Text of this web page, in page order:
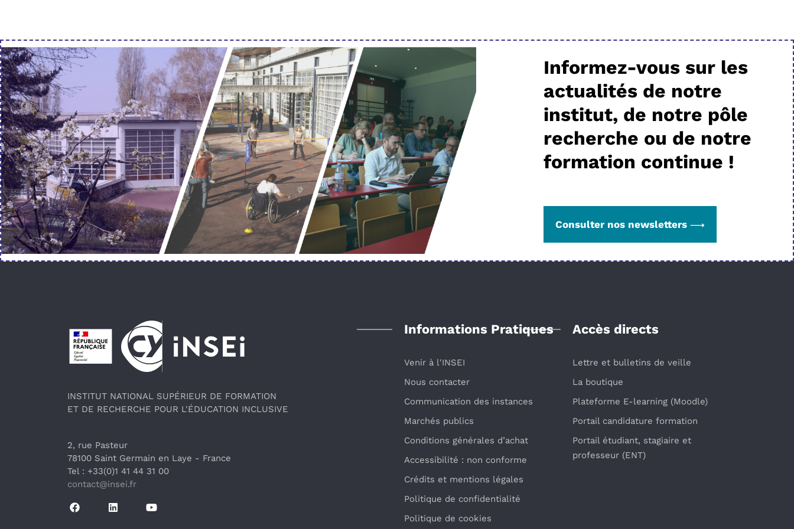
Informez-vous sur les
actualités de notre
institut, de notre pôle
recherche ou de notre
formation continue !
Consulter nos newsletters
Pied de page
INSTITUT NATIONAL SUPÉRIEUR DE FORMATION
ET DE RECHERCHE POUR L'ÉDUCATION INCLUSIVE
2, rue Pasteur
78100 Saint Germain en Laye - France
Tel : +33(0)1 41 44 31 00
contact@insei.fr
Informations Pratiques
Venir à l'INSEI
Nous contacter
Communication des instances
Marchés publics
Conditions générales d’achat
Accessibilité : non conforme
Crédits et mentions légales
Politique de confidentialité
Politique de cookies
Accès directs
Lettre et bulletins de veille
La boutique
Plateforme E-learning (Moodle)
Portail candidature formation
Portail étudiant, stagiaire et
professeur (ENT)